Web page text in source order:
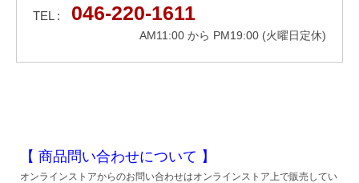
TEL : 046-220-1611
AM11:00 から PM19:00 (火曜日定休)
【 商品問い合わせについて 】
オンラインストアからのお問い合わせはオンラインストア上で販売してい